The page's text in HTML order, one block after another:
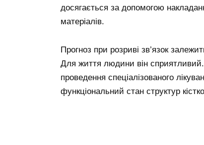
досягається за допомогою
матеріалів.
Прогноз при розриві зв’язок
Для життя людини він
проведення спеціалізованого
функціональний стан структур